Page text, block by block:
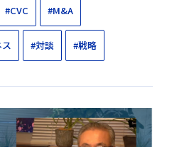
#CVC #M&A
#対談 #戦略